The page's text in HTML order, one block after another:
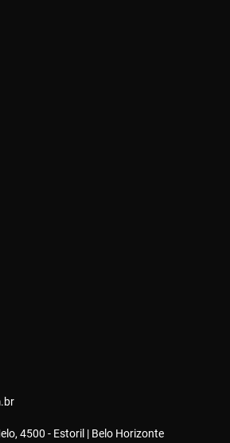
4500 - Estoril | Belo Horizonte